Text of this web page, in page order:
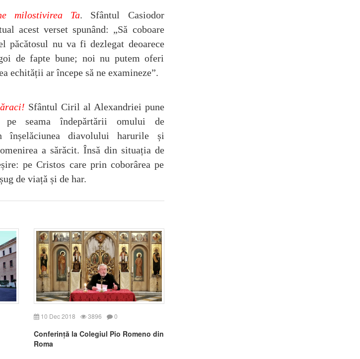
milostivirea Ta. Sfântul Casiodor
acest verset spunând: „Să coboare
păcătosul nu va fi dezlegat deoarece
de fapte bune; noi nu putem oferi
echității ar începe să ne examineze”.
Sfântul Ciril al Alexandriei pune
pe seama îndepărtării omului de
înșelăciunea diavolului harurile și
a sărăcit. Însă din situația de
pe Cristos care prin coborârea pe
de viață și de har.
10 Dec 2018 3896 0
Conferință la Colegiul Pio Romeno din
Roma